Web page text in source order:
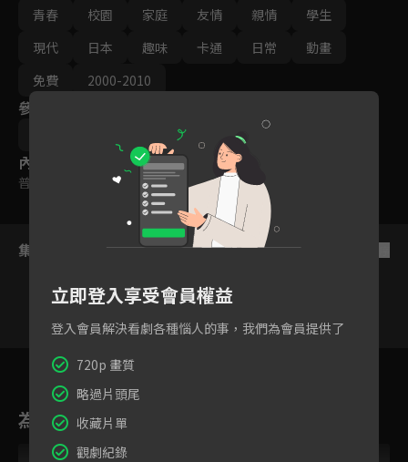
青春
校園 家庭 友情 親情
學生
現代
日本 趣味 卡通 日常
動畫
免費
2000-2010
參與演員
內容標籤
普遍級
集數列表
38 39
為您推薦
立即登入享受會員權益
登入會員解決看劇各種惱人的事，我們為會員提供了
720p 畫質
略過片頭尾
收藏片單
觀劇紀錄